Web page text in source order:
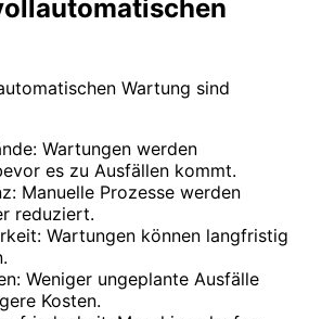
Wartung sind
Wartungen werden
es zu Ausfällen kommt.
Manuelle Prozesse werden
reduziert.
Wartungen können langfristig
Weniger ungeplante Ausfälle
Kosten.